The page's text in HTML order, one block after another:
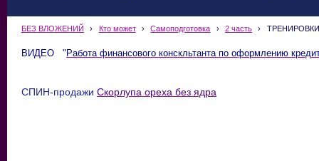
БЕЗ ВЛОЖЕНИЙ › Кто может › Самоподготовка › 2 часть › ТРЕНИРОВКИ
ВИДЕО " Работа финансового конскльтанта по оформлению
СПИН-продажи Скорлупа ореха без ядра